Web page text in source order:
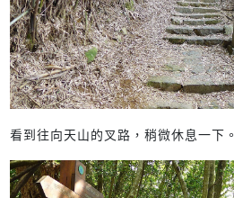
看到往向天山的叉路，稍微休息一下。